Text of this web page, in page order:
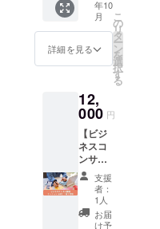
ト期間
やスケ
ルは事
前にご
す。グ
ループ
セッ
ション
の日程
が合わ
ない場
合は
アーカ
イブ視
食べ痩
せの基
べる電
子書籍
届け。
・提供
方法：
Zoomに
て開催
／電子
書籍は
メール
にてダ
ウン
安心し
て踏み
出せる
内容で
Zoomに
て60分
間のオ
ンライ
ンセッ
ション
／電子
書籍は
ダウン
ロード
しま
す。参
加者同
士で気
がら、
実践に
つなが
るヒン
トを受
け取れ
る場で
す。電
子書籍
は事前
にお送
を深く
味わ
い、食
べ痩せ
を通し
て自分
向き合
う時間
を過ご
しませ
んか？
出版記
念の60
分読書
会にご
招待い
たしま
年10
月
詳細を見る
こ
の
リ
タ
ー
ン
を
選
択
す
る
12,
000 円
【ビジ
ネスコ
ンサル
個別
セッ
ション
（60
分）＋
支援
者：
1人
お届
け予